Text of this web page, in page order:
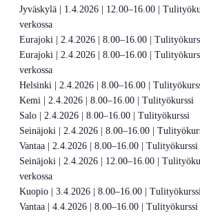
Jyväskylä | 1.4.2026 | 12.00–16.00 |
verkossa
Eurajoki | 2.4.2026 | 8.00–16.00 |
Eurajoki | 2.4.2026 | 8.00–16.00 |
verkossa
Helsinki | 2.4.2026 | 8.00–16.00 |
Kemi | 2.4.2026 | 8.00–16.00 | Tulityökurssi
Salo | 2.4.2026 | 8.00–16.00 | Tulityökurssi
Seinäjoki | 2.4.2026 | 8.00–16.00 |
Vantaa | 2.4.2026 | 8.00–16.00 | Tulityökurssi
Seinäjoki | 2.4.2026 | 12.00–16.00 |
verkossa
Kuopio | 3.4.2026 | 8.00–16.00 |
Vantaa | 4.4.2026 | 8.00–16.00 | Tulityökurssi